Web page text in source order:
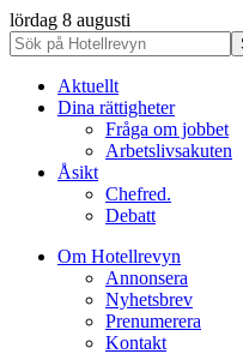
lördag 8 augusti
Aktuellt
Dina rättigheter
Fråga om jobbet
Arbetslivsakuten
Åsikt
Chefred.
Debatt
Om Hotellrevyn
Annonsera
Nyhetsbrev
Prenumerera
Kontakt